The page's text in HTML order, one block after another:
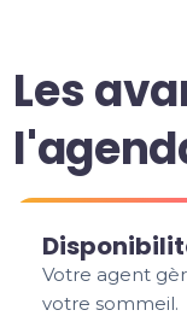
Les
Votre agent
votre sommeil.